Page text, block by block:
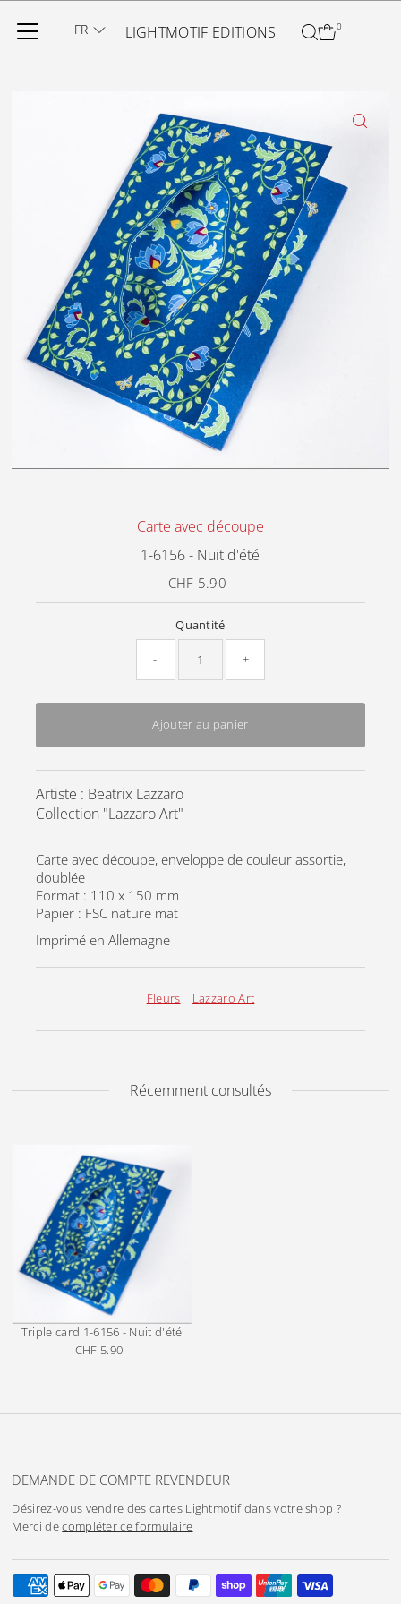
Ignorer et passer au contenu
LIGHTMOTIF EDITIONS 0
Carte avec découpe
1-6156 - Nuit d'été
Prix
ordinaire
CHF 5.90
Quantité
- +
Ajouter au panier
Artiste : Beatrix Lazzaro
Collection "Lazzaro Art"
Carte avec découpe, enveloppe de couleur assortie,
doublée
Format : 110 x 150 mm
Papier : FSC nature mat
Imprimé en Allemagne
Fleurs Lazzaro Art
Récemment consultés
Triple card 1-6156 - Nuit d'été
Prix
CHF 5.90
DEMANDE DE COMPTE REVENDEUR
Désirez-vous vendre des cartes Lightmotif dans votre shop ?
Merci decompléter ce formulaire
FR